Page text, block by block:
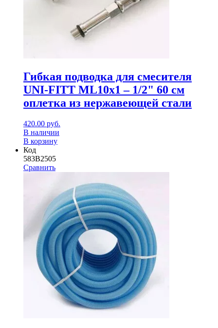
Гибкая подводка для смесителя
UNI-FITT МL10х1 – 1/2" 60 см
оплетка из нержавеющей стали
420.00 руб.
В наличии
В корзину
Код
583B2505
Сравнить